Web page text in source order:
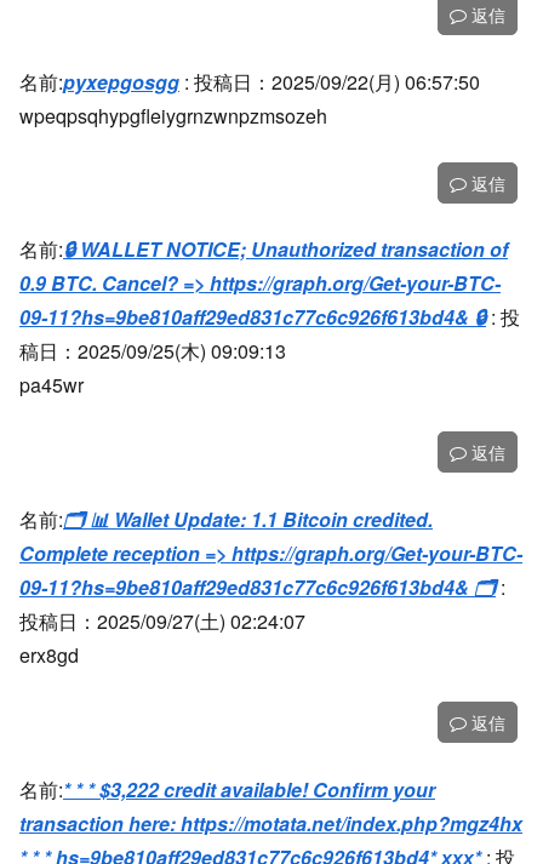
返信
名前:pyxepgosgg : 投稿日：2025/09/22(月) 06:57:50
wpeqpsqhypgfleiygrnzwnpzmsozeh
返信
名前:🔒 WALLET NOTICE; Unauthorized transaction of
0.9 BTC. Cancel? => https://graph.org/Get-your-BTC-
09-11?hs=9be810aff29ed831c77c6c926f613bd4& 🔒: 投
稿日：2025/09/25(木) 09:09:13
pa45wr
返信
名前:🗂 📊 Wallet Update: 1.1 Bitcoin credited.
Complete reception => https://graph.org/Get-your-BTC-
09-11?hs=9be810aff29ed831c77c6c926f613bd4& 🗂:
投稿日：2025/09/27(土) 02:24:07
erx8gd
返信
名前:* * * $3,222 credit available! Confirm your
transaction here: https://motata.net/index.php?mgz4hx
* * * hs=9be810aff29ed831c77c6c926f613bd4* ххх*: 投